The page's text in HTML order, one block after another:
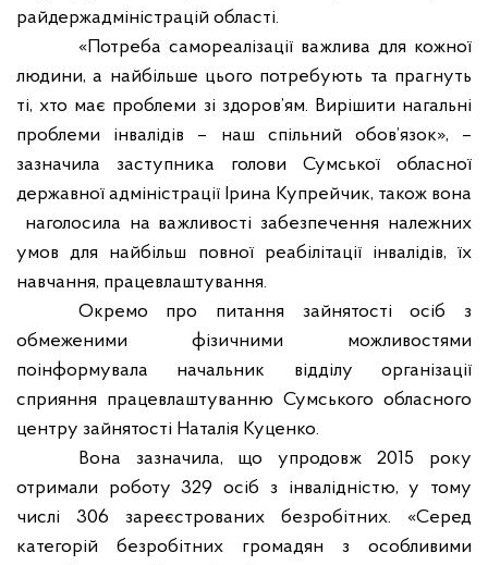
райдержадміністрацій області.
«Потреба самореалізації важлива для кожної
людини, а найбільше цього потребують та прагнуть
ті, хто має проблеми зі здоров’ям. Вирішити нагальні
проблеми інвалідів – наш спільний обов’язок», –
зазначила заступника голови Сумської обласної
державної адміністрації Ірина Купрейчик, також вона
наголосила на важливості забезпечення належних
умов для найбільш повної реабілітації інвалідів, їх
навчання, працевлаштування.
Окремо про питання зайнятості осіб з
обмеженими фізичними можливостями
поінформувала начальник відділу організації
сприяння працевлаштуванню Сумського обласного
центру зайнятості Наталія Куценко.
Вона зазначила, що упродовж 2015 року
отримали роботу 329 осіб з інвалідністю, у тому
числі 306 зареєстрованих безробітних. «Серед
категорій безробітних громадян з особливими